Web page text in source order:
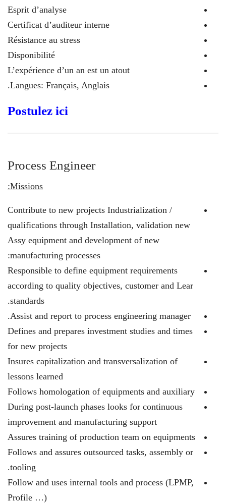
Esprit d’analyse
Certificat d’auditeur interne
Résistance au stress
Disponibilité
L’expérience d’un an est un atout
Langues: Français, Anglais.
Postulez ici
Process Engineer
Missions:
Contribute to new projects Industrialization /
qualifications through Installation, validation new
Assy equipment and development of new
manufacturing processes:
Responsible to define equipment requirements
according to quality objectives, customer and Lear
standards.
Assist and report to process engineering manager.
Defines and prepares investment studies and times
for new projects
Insures capitalization and transversalization of
lessons learned
Follows homologation of equipments and auxiliary
During post-launch phases looks for continuous
improvement and manufacturing support
Assures training of production team on equipments
Follows and assures outsourced tasks, assembly or
tooling.
Follow and uses internal tools and process (LPMP,
Profile …)